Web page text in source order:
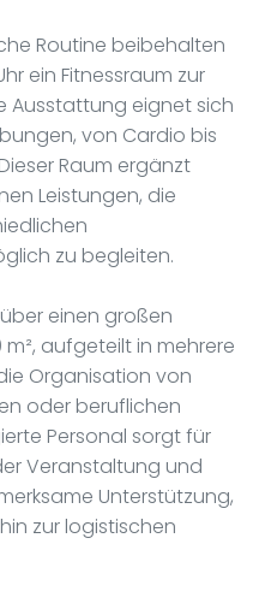
Routine beibehalten
ein Fitnessraum zur
Ausstattung eignet sich
von Cardio bis
Raum ergänzt
Leistungen, die
zu begleiten.
einen großen
aufgeteilt in mehrere
Organisation von
oder beruflichen
Personal sorgt für
Veranstaltung und
Unterstützung,
zur logistischen